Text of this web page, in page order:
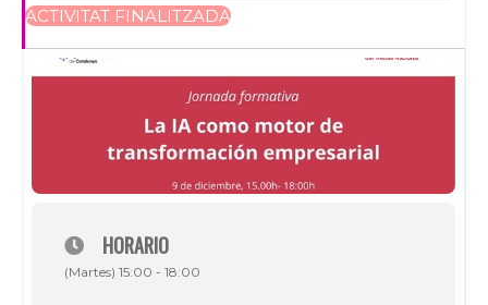
ACTIVITAT FINALITZADA
HORARIO
(Martes) 15:00 - 18:00